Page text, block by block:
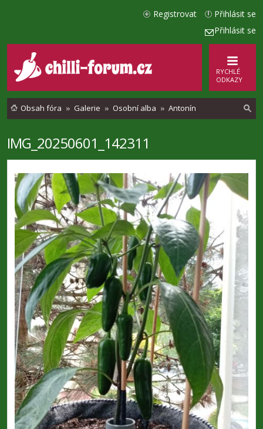
Přihlásit se
Přihlásit se
Registrovat
RYCHLÉ
ODKAZY
Obsah fóra Galerie Osobní alba Antonín
e
IMG_20250601_142311